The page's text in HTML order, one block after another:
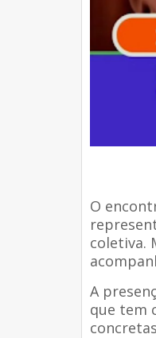
O
coletiva.
A
que tem